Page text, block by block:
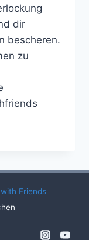
dir
bescheren.
zu
Friends